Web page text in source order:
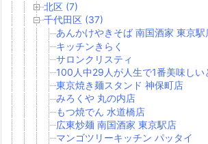
北区 (7)
千代田区 (37)
あんかけやきそば 南国酒家 東京駅
キッチンきらく
サロンクリスティ
100人中29人が人生で1番美味しい
東京焼き麺スタンド 神保町店
みろくや 丸の内店
もつ焼でん 水道橋店
広東炒麺 南国酒家 東京駅店
マンゴツリーキッチン パッタイ